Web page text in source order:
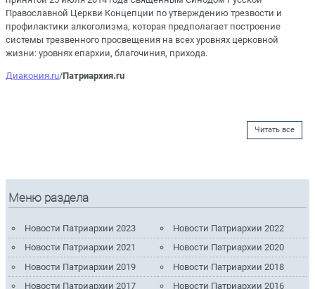
Православной Церкви Концепции по утверждению трезвости и
профилактики алкоголизма, которая предполагает построение
системы трезвенного просвещения на всех уровнях церковной
жизни: уровнях епархии, благочиния, прихода.
Диакония.ru/Патриархия.ru
Читать все
Меню раздела
Новости Патриархии 2023
Новости Патриархии 2022
Новости Патриархии 2021
Новости Патриархии 2020
Новости Патриархии 2019
Новости Патриархии 2018
Новости Патриархии 2017
Новости Патриархии 2016